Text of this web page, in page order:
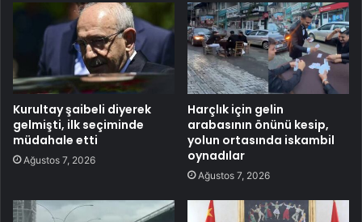
Kurultay şaibeli diyerek
gelmişti, ilk seçiminde
müdahale etti
Ağustos 7, 2026
Harçlık için gelin
arabasının önünü kesip,
yolun ortasında iskambil
oynadılar
Ağustos 7, 2026